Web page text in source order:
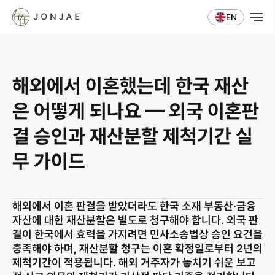
EN
해외에서 이혼했는데 한국 재산
은 어떻게 되나요 — 외국 이혼판
결 승인과 재산분할 제척기간 실
무 가이드
해외에서 이혼 판결을 받았더라도 한국 소재 부동산·금융
자산에 대한 재산분할은 별도로 청구해야 합니다. 외국 판
결이 한국에서 효력을 가지려면 민사소송법상 승인 요건을
충족해야 하며, 재산분할 청구는 이혼 확정일로부터 2년의
제척기간이 적용됩니다. 해외 거주자가 놓치기 쉬운 보고